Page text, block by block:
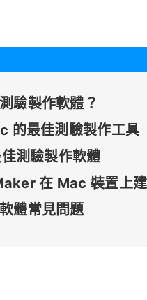
驗製作軟體？
的最佳測驗製作工具
測驗製作軟體
在 Mac 裝置上建
體常見問題